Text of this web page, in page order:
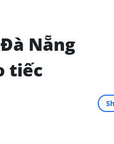
Nẵng
tiếc